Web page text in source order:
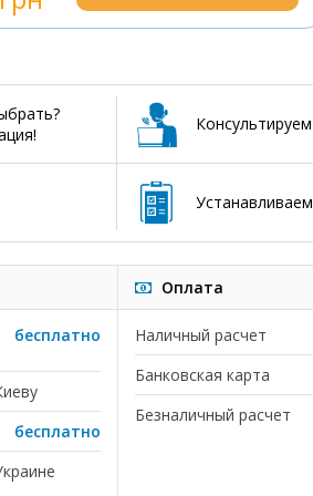
Консультируем
Устанавливаем
бесплатно
бесплатно
Оплата
Наличный расчет
Банковская карта
Безналичный расчет